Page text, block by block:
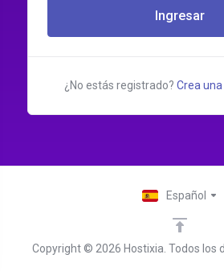
Ingresar
¿No estás registrado? Crea
Copyright © 2026 Hostixia. Todos los
Español